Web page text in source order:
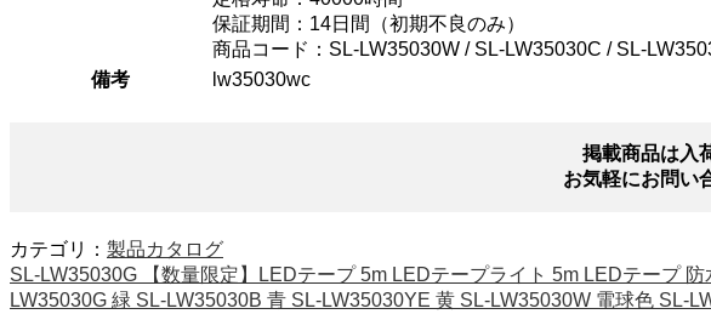
保証期間：14日間（初期不良のみ）
商品コード：SL-LW35030W / SL-LW35030C / SL-
備考
lw35030wc
掲載商品は入
お気軽にお問い
カテゴリ： 製品カタログ
SL-LW35030G 【数量限定】LEDテープ 5m LEDテープライト 5m LEDテープ
LW35030G 緑 SL-LW35030B 青 SL-LW35030YE 黄 SL-LW35030W 電球色 SL-